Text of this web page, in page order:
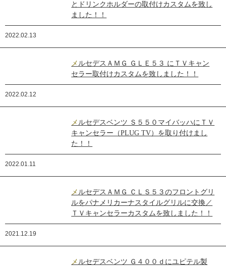
とドリンクホルダーの取付けカスタムを致し
ました！！
2022.02.13
メルセデスＡＭＧ ＧＬＥ５３ にＴＶキャン
セラー取付けカスタムを致しました！！
2022.02.12
メルセデスベンツ Ｓ５５０マイバッハにＴＶ
キャンセラー（PLUG TV）を取り付けまし
た！！
2022.01.11
メルセデスＡＭＧ ＣＬＳ５３のフロントグリ
ルをパナメリカーナスタイルグリルに交換／
ＴＶキャンセラーカスタムを致しました！！
2021.12.19
メルセデスベンツ Ｇ４００ｄにユピテル製